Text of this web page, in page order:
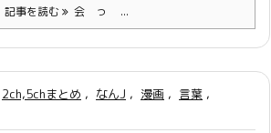
記事を読む 会 っ ...
2ch,5chまとめ , なんJ , 漫画 , 言葉 ,